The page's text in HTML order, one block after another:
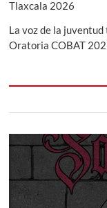
Tlaxcala 2026
La voz de la
Oratoria COBAT